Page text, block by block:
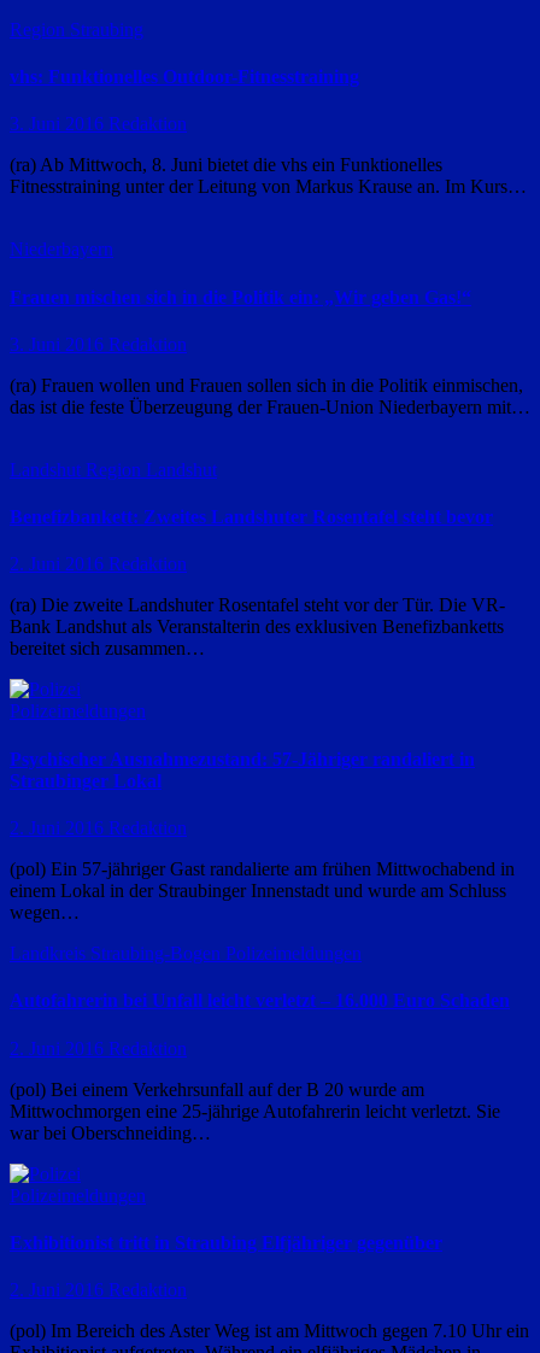
Region Straubing
vhs: Funktionelles Outdoor-Fitnesstraining
3. Juni 2016 Redaktion
(ra) Ab Mittwoch, 8. Juni bietet die vhs ein Funktionelles
Fitnesstraining unter der Leitung von Markus Krause an. Im Kurs…
Niederbayern
Frauen mischen sich in die Politik ein: „Wir geben Gas!“
3. Juni 2016 Redaktion
(ra) Frauen wollen und Frauen sollen sich in die Politik einmischen,
das ist die feste Überzeugung der Frauen-Union Niederbayern mit…
Landshut Region Landshut
Benefizbankett: Zweites Landshuter Rosentafel steht bevor
2. Juni 2016 Redaktion
(ra) Die zweite Landshuter Rosentafel steht vor der Tür. Die VR-
Bank Landshut als Veranstalterin des exklusiven Benefizbanketts
bereitet sich zusammen…
Polizeimeldungen
Psychischer Ausnahmezustand: 57-Jähriger randaliert in
Straubinger Lokal
2. Juni 2016 Redaktion
(pol) Ein 57-jähriger Gast randalierte am frühen Mittwochabend in
einem Lokal in der Straubinger Innenstadt und wurde am Schluss
wegen…
Landkreis Straubing-Bogen Polizeimeldungen
Autofahrerin bei Unfall leicht verletzt – 16.000 Euro Schaden
2. Juni 2016 Redaktion
(pol) Bei einem Verkehrsunfall auf der B 20 wurde am
Mittwochmorgen eine 25-jährige Autofahrerin leicht verletzt. Sie
war bei Oberschneiding…
Polizeimeldungen
Exhibitionist tritt in Straubing Elfjähriger gegenüber
2. Juni 2016 Redaktion
(pol) Im Bereich des Aster Weg ist am Mittwoch gegen 7.10 Uhr ein